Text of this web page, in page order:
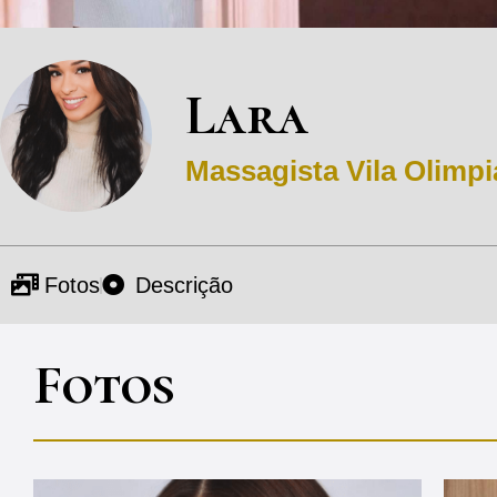
Lara
MassagistaVila
Fotos Descrição
Fotos